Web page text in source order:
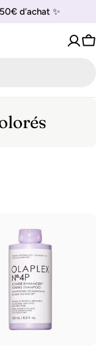
d’achat ✨
Les Options